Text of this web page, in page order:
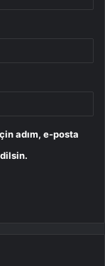
adım, e-posta